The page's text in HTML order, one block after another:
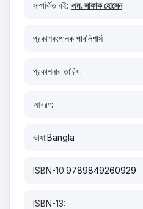
সম্পর্কিত বই: এম. সাফাক হোসেন
প্রকাশক:পালক পাবলিশার্স
প্রকাশনার তারিখ:
আবরণ:
ভাষা:Bangla
ISBN-10:9789849260929
ISBN-13: